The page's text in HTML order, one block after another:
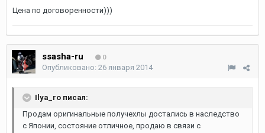
Цена по договоренности)))
ssasha-ru 0
Опубликовано: 26 января 2014
Ilya_ro писал:
Продам оригинальные получехлы достались в наследство
с Японии, состояние отличное, продаю в связи с